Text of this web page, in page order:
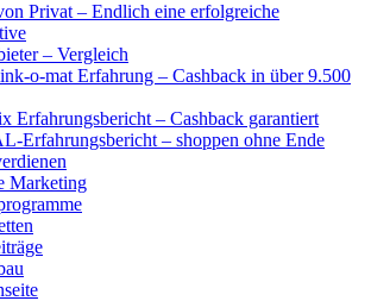
Privat – Endlich eine erfolgreiche
– Vergleich
o-mat Erfahrung – Cashback in über 9.500
Erfahrungsbericht – Cashback garantiert
Erfahrungsbericht – shoppen ohne Ende
Marketing